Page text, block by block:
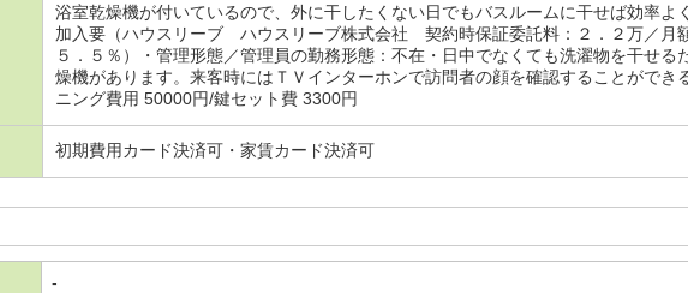
浴室乾燥機が付いているので、外に干したくない日でもバスルームに干せば効率よ
加入要（ハウスリーブ ハウスリーブ株式会社 契約時保証委託料：２．２万／月
５．５％）・管理形態／管理員の勤務形態：不在・日中でなくても洗濯物を干せ
燥機があります。来客時にはＴＶインターホンで訪問者の顔を確認することができ
ニング費用 50000円/鍵セット費 3300円
初期費用カード決済可・家賃カード決済可
-